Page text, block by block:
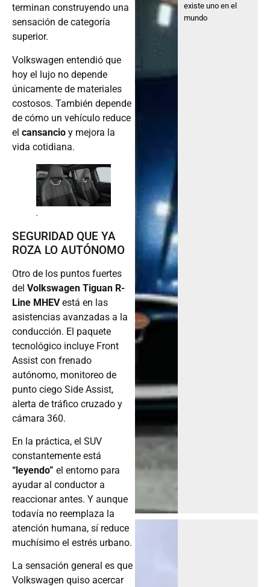
terminan construyendo una
sensación de categoría
superior.
Volkswagen entendió que
hoy el lujo no depende
únicamente de materiales
costosos. También depende
de cómo un vehículo reduce
el cansancio y mejora la
vida cotidiana.
.
SEGURIDAD QUE YA
ROZA LO AUTÓNOMO
Otro de los puntos fuertes
del Volkswagen Tiguan R-
Line MHEVestá en las
asistencias avanzadas a la
conducción. El paquete
tecnológico incluye Front
Assist con frenado
autónomo, monitoreo de
punto ciego Side Assist,
alerta de tráfico cruzado y
cámara 360.
En la práctica, el SUV
constantemente está
“leyendo” el entorno para
ayudar al conductor a
reaccionar antes. Y aunque
todavía no reemplaza la
atención humana, sí reduce
muchísimo el estrés urbano.
La sensación general es que
Volkswagen quiso acercar
existe uno en el
mundo